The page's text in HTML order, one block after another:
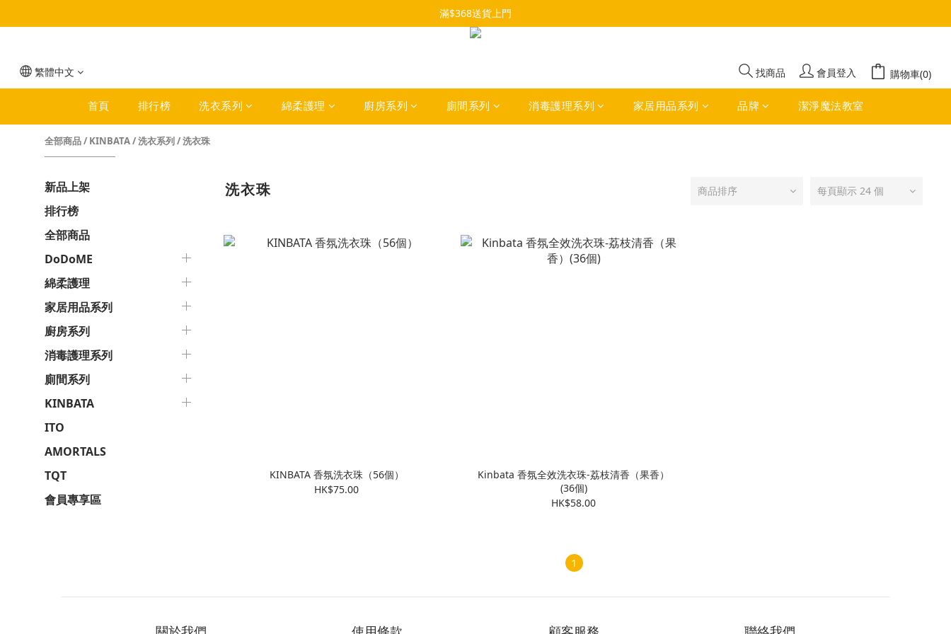
滿$368送貨上門
繁體中文 找商品 會員登入 購物車(0)
首頁 排行榜 洗衣系列 綿柔護理 廚房系列 廁間系列 消毒護理系列 家居用品系列 品牌 潔淨魔法教室
全部商品/ KINBATA/洗衣系列/洗衣珠
新品上架
排行榜
全部商品
DoDoME
綿柔護理
家居用品系列
廚房系列
消毒護理系列
廁間系列
KINBATA
ITO
AMORTALS
TQT
會員專享區
洗衣珠 商品排序 每頁顯示 24 個
KINBATA 香氛洗衣珠（56個）
HK$75.00
Kinbata 香氛全效洗衣珠-荔枝清香（果香）
(36個)
HK$58.00
1